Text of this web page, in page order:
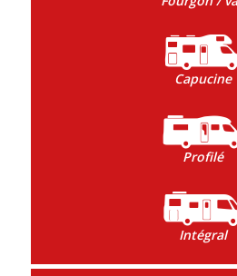
Capucine
Profilé
Intégral